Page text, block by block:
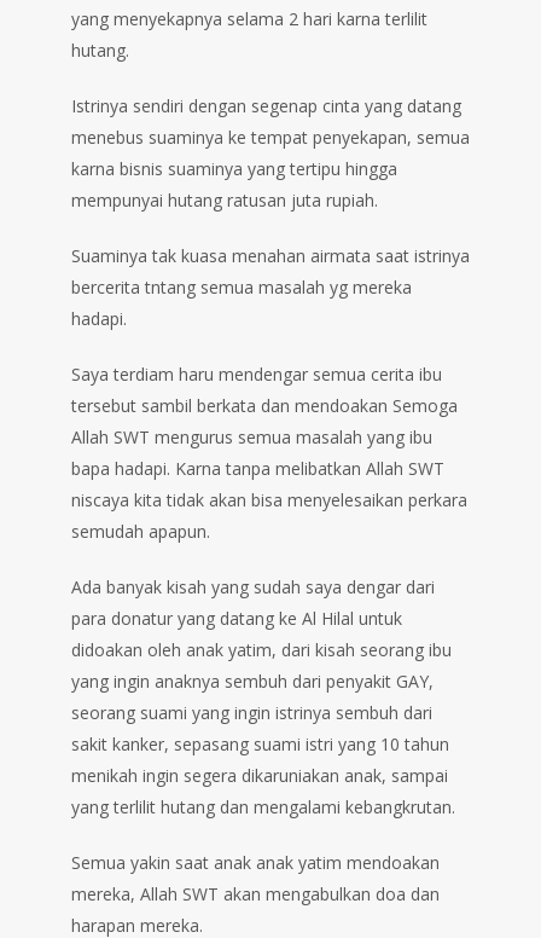
yang menyekapnya selama 2 hari karna terlilit
hutang.
Istrinya sendiri dengan segenap cinta yang datang
menebus suaminya ke tempat penyekapan, semua
karna bisnis suaminya yang tertipu hingga
mempunyai hutang ratusan juta rupiah.
Suaminya tak kuasa menahan airmata saat istrinya
bercerita tntang semua masalah yg mereka
hadapi.
Saya terdiam haru mendengar semua cerita ibu
tersebut sambil berkata dan mendoakan Semoga
Allah SWT mengurus semua masalah yang ibu
bapa hadapi. Karna tanpa melibatkan Allah SWT
niscaya kita tidak akan bisa menyelesaikan perkara
semudah apapun.
Ada banyak kisah yang sudah saya dengar dari
para donatur yang datang ke Al Hilal untuk
didoakan oleh anak yatim, dari kisah seorang ibu
yang ingin anaknya sembuh dari penyakit GAY,
seorang suami yang ingin istrinya sembuh dari
sakit kanker, sepasang suami istri yang 10 tahun
menikah ingin segera dikaruniakan anak, sampai
yang terlilit hutang dan mengalami kebangkrutan.
Semua yakin saat anak anak yatim mendoakan
mereka, Allah SWT akan mengabulkan doa dan
harapan mereka.